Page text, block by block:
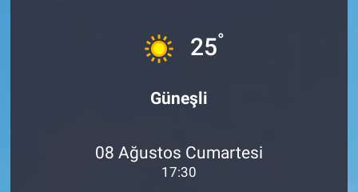
25°
Güneşli
08 Ağustos Cumartesi
17:30